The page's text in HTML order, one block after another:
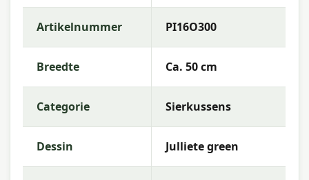
Afmeting:Ca. 50x50 cm
Stof:50% Cotton 45% Polyester 5% Other fibers
Vulling:Polyester Fiberfill
Rits:Ja (hoes afneembaar)
Kleurechtheid:7 of 8
Artikelnummer PI16O300
Breedte Ca. 50 cm
Categorie Sierkussens
Dessin Julliete green